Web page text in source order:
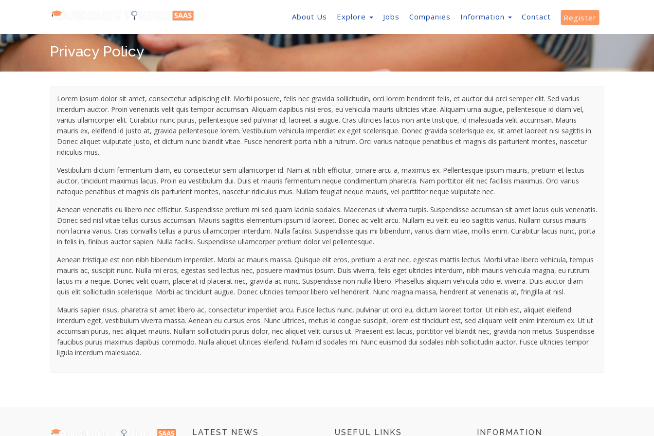
About Us Explore Jobs Companies Information Contact Register
Privacy Policy
Lorem ipsum dolor sit amet, consectetur adipiscing elit. Morbi posuere, felis nec gravida sollicitudin, orci lorem hendrerit felis, et auctor dui orci semper elit. Sed varius
interdum auctor. Proin venenatis velit quis tempor accumsan. Aliquam dapibus nisi eros, eu vehicula mauris ultricies vitae. Aliquam urna augue, pellentesque id diam vel,
varius ullamcorper elit. Curabitur nunc purus, pellentesque sed pulvinar id, laoreet a augue. Cras ultricies lacus non ante tristique, id malesuada velit accumsan. Mauris
mauris ex, eleifend id justo at, gravida pellentesque lorem. Vestibulum vehicula imperdiet ex eget scelerisque. Donec gravida scelerisque ex, sit amet laoreet nisi sagittis in.
Donec aliquet vulputate justo, et dictum nunc blandit vitae. Fusce hendrerit porta nibh a rutrum. Orci varius natoque penatibus et magnis dis parturient montes, nascetur
ridiculus mus.
Vestibulum dictum fermentum diam, eu consectetur sem ullamcorper id. Nam at nibh efficitur, ornare arcu a, maximus ex. Pellentesque ipsum mauris, pretium et lectus
auctor, tincidunt maximus lacus. Proin eu vestibulum dui. Duis et mauris fermentum neque condimentum pharetra. Nam porttitor elit nec facilisis maximus. Orci varius
natoque penatibus et magnis dis parturient montes, nascetur ridiculus mus. Nullam feugiat neque mauris, vel porttitor neque vulputate nec.
Aenean venenatis eu libero nec efficitur. Suspendisse pretium mi sed quam lacinia sodales. Maecenas ut viverra turpis. Suspendisse accumsan sit amet lacus quis venenatis.
Donec sed nisl vitae tellus cursus accumsan. Mauris sagittis elementum ipsum id laoreet. Donec ac velit arcu. Nullam eu velit eu leo sagittis varius. Nullam cursus mauris
non lacinia varius. Cras convallis tellus a purus ullamcorper interdum. Nulla facilisi. Suspendisse quis mi bibendum, varius diam vitae, mollis enim. Curabitur lacus nunc, porta
in felis in, finibus auctor sapien. Nulla facilisi. Suspendisse ullamcorper pretium dolor vel pellentesque.
Aenean tristique est non nibh bibendum imperdiet. Morbi ac mauris massa. Quisque elit eros, pretium a erat nec, egestas mattis lectus. Morbi vitae libero vehicula, tempus
mauris ac, suscipit nunc. Nulla mi eros, egestas sed lectus nec, posuere maximus ipsum. Duis viverra, felis eget ultricies interdum, nibh mauris vehicula magna, eu rutrum
lacus mi a neque. Donec velit quam, placerat id placerat nec, gravida ac nunc. Suspendisse non nulla libero. Phasellus aliquam vehicula odio et viverra. Duis auctor diam
quis elit sollicitudin scelerisque. Morbi ac tincidunt augue. Donec ultricies tempor libero vel hendrerit. Nunc magna massa, hendrerit at venenatis at, fringilla at nisl.
Mauris sapien risus, pharetra sit amet libero ac, consectetur imperdiet arcu. Fusce lectus nunc, pulvinar ut orci eu, dictum laoreet tortor. Ut nibh est, aliquet eleifend
interdum eget, vestibulum viverra massa. Aenean eu cursus eros. Nunc ultrices, metus id congue suscipit, lorem est tincidunt est, sed aliquam velit enim interdum ex. Ut ut
accumsan purus, nec aliquet mauris. Nullam sollicitudin purus dolor, nec aliquet velit cursus ut. Praesent est lacus, porttitor vel blandit nec, gravida non metus. Suspendisse
faucibus purus maximus dapibus commodo. Nulla aliquet ultrices eleifend. Nullam id sodales mi. Nunc euismod dui sodales nibh sollicitudin auctor. Fusce ultricies tempor
ligula interdum malesuada.
LATEST NEWS USEFUL LINKS INFORMATION